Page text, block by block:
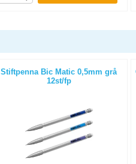
Stiftpenna Bic Matic 0,5mm grå
12st/fp